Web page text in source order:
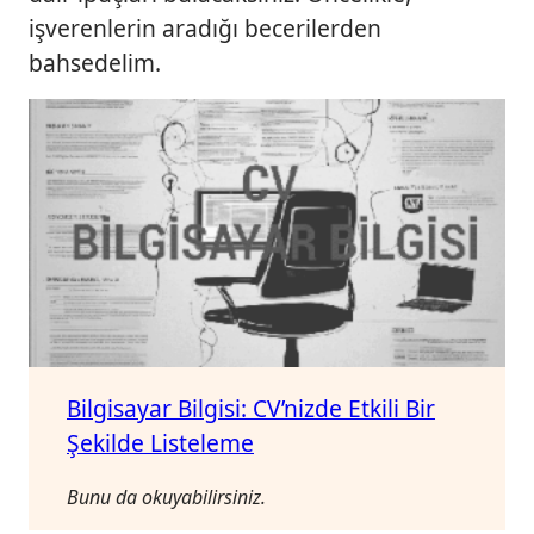
işverenlerin aradığı becerilerden
bahsedelim.
Bilgisayar Bilgisi: CV’nizde Etkili Bir
Şekilde Listeleme
Bunu da okuyabilirsiniz.